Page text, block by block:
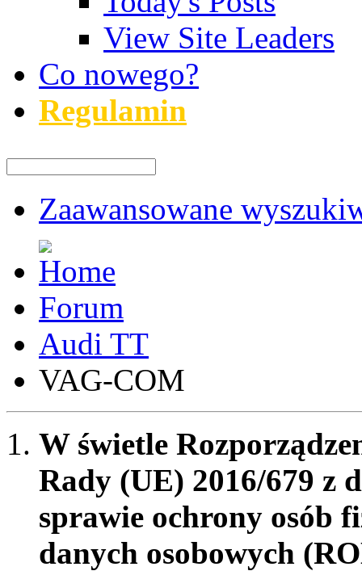
View Site Leaders
Co nowego?
Regulamin
Zaawansowane
Forum
Audi TT
VAG-COM
W świetle
Rady (UE) 2016/679 z
sprawie ochrony osób
danych osobowych